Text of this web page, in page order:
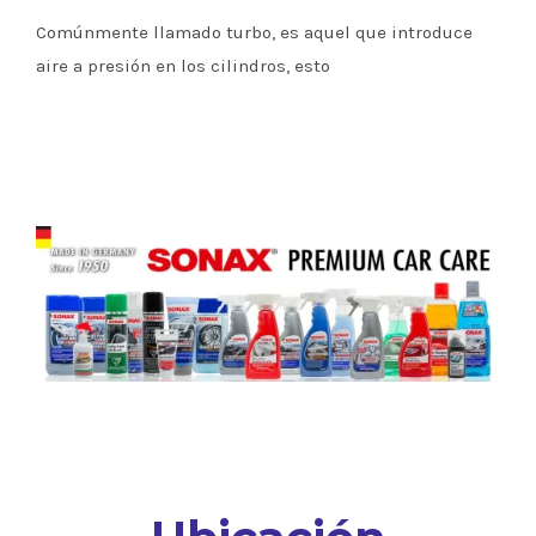
Comúnmente llamado turbo, es aquel que introduce
aire a presión en los cilindros, esto